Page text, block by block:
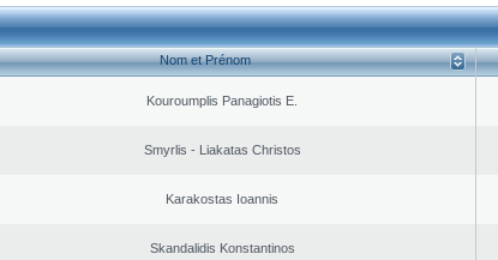
Nom et Prénom
Kouroumplis Panagiotis E.
Smyrlis - Liakatas Christos
Karakostas Ioannis
Skandalidis Konstantinos